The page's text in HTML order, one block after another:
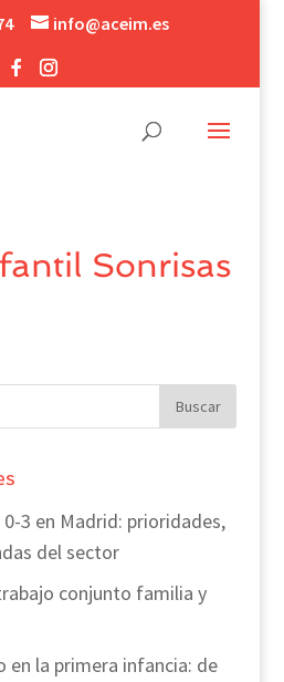
info@aceim.es
Sonrisas
3 en Madrid: prioridades,
del sector
conjunto familia y
en la primera infancia: de